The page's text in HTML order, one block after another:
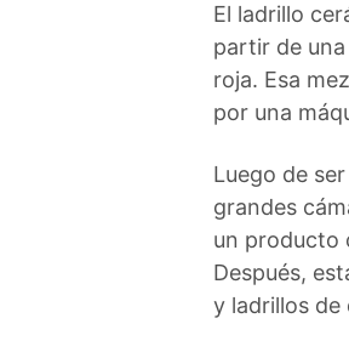
El ladrillo
partir de una
roja. Esa
por una
Luego de
grandes
un producto
Después,
y ladrillos de